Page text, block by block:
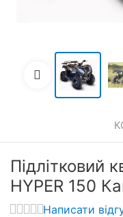
Підлітковий
HYPER 150
Написати